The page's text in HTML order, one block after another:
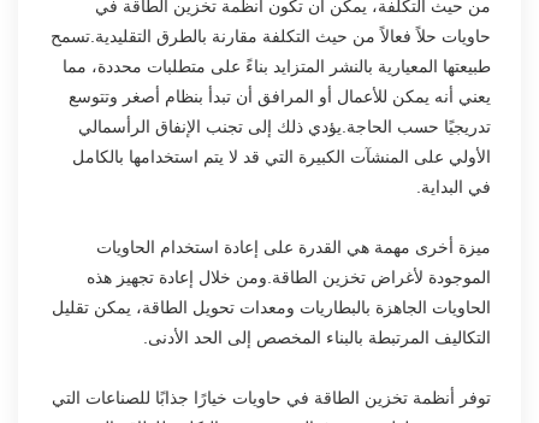
من حيث التكلفة، يمكن أن تكون أنظمة تخزين الطاقة في
حاويات حلاً فعالاً من حيث التكلفة مقارنة بالطرق التقليدية.تسمح
طبيعتها المعيارية بالنشر المتزايد بناءً على متطلبات محددة، مما
يعني أنه يمكن للأعمال أو المرافق أن تبدأ بنظام أصغر وتتوسع
تدريجيًا حسب الحاجة.يؤدي ذلك إلى تجنب الإنفاق الرأسمالي
الأولي على المنشآت الكبيرة التي قد لا يتم استخدامها بالكامل
في البداية.
ميزة أخرى مهمة هي القدرة على إعادة استخدام الحاويات
الموجودة لأغراض تخزين الطاقة.ومن خلال إعادة تجهيز هذه
الحاويات الجاهزة بالبطاريات ومعدات تحويل الطاقة، يمكن تقليل
التكاليف المرتبطة بالبناء المخصص إلى الحد الأدنى.
توفر أنظمة تخزين الطاقة في حاويات خيارًا جذابًا للصناعات التي